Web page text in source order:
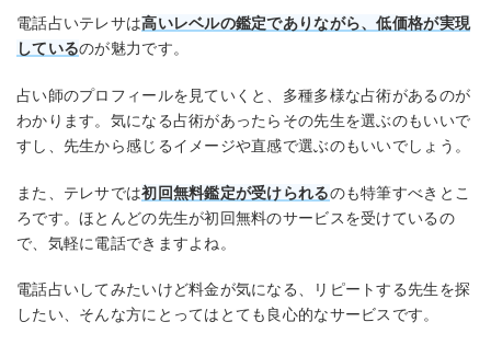
電話占いテレサは高いレベルの鑑定でありながら、低価格が実現
しているのが魅力です。
占い師のプロフィールを見ていくと、多種多様な占術があるのが
わかります。気になる占術があったらその先生を選ぶのもいいで
すし、先生から感じるイメージや直感で選ぶのもいいでしょう。
また、テレサでは初回無料鑑定が受けられるのも特筆すべきとこ
ろです。ほとんどの先生が初回無料のサービスを受けているの
で、気軽に電話できますよね。
電話占いしてみたいけど料金が気になる、リピートする先生を探
したい、そんな方にとってはとても良心的なサービスです。